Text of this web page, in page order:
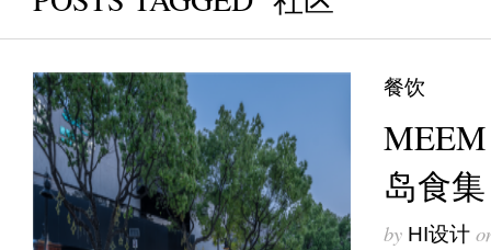
餐饮
MEEM
岛食
by HI设计